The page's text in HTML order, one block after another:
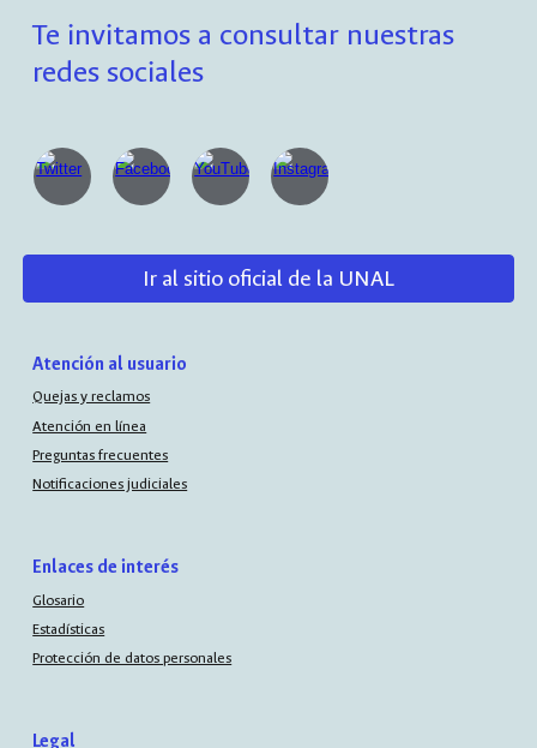
Te invitamos a consultar nuestras
redes sociales
Ir al sitio oficial de la UNAL
Atención al usuario
Quejas y reclamos
Atención en línea
Preguntas frecuentes
Notificaciones judiciales
Enlaces de interés
Glosario
Estadísticas
Protección de datos personales
Legal